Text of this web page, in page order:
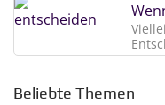
Beliebte Themen